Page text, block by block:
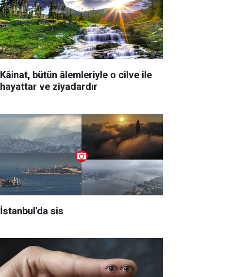
Kâinat, bütün âlemleriyle o cilve ile
hayattar ve ziyadardır
İstanbul'da sis